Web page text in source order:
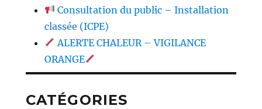
Consultation du public – Installation
classée (ICPE)
ALERTE CHALEUR – VIGILANCE
ORANGE
CATÉGORIES